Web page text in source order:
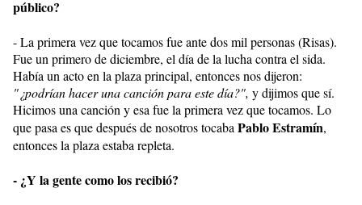
público?
- La primera vez que tocamos fue ante dos mil personas (Risas).
Fue un primero de diciembre, el día de la lucha contra el sida.
Había un acto en la plaza principal, entonces nos dijeron:
"¿podrían hacer una canción para este día?", y dijimos que sí.
Hicimos una canción y esa fue la primera vez que tocamos. Lo
que pasa es que después de nosotros tocabaPablo Estramín,
entonces la plaza estaba repleta.
- ¿Y la gente como los recibió?